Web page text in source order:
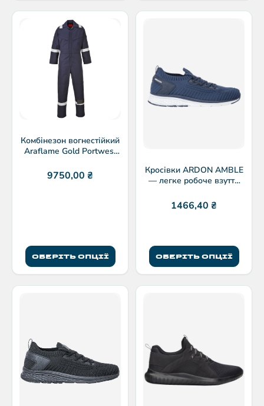
Комбінезон вогнестійкий
Araflame Gold Portwest
9750,00 ₴
ОБЕРІТЬ ОПЦІЇ
Кросівки ARDON AMBLE
— легке робоче взуття
1466,40 ₴
ОБЕРІТЬ ОПЦІЇ